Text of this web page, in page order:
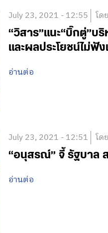
July 23, 2021 - 12:55 โด
“วิสาร”แนะ“บิ๊กตู่”บ
และผลประโยชน์ไม่ฟั
อ่านต่อ
July 23, 2021 - 12:51 โด
“อนุสรณ์” จี้ รัฐบาล
อ่านต่อ